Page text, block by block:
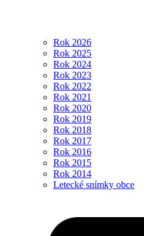
Rok 2026
Rok 2025
Rok 2024
Rok 2023
Rok 2022
Rok 2021
Rok 2020
Rok 2019
Rok 2018
Rok 2017
Rok 2016
Rok 2015
Rok 2014
Letecké snímky obce